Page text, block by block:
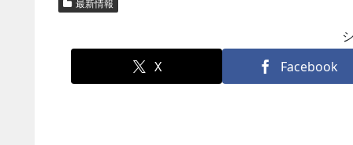
最新情報
X
Facebook